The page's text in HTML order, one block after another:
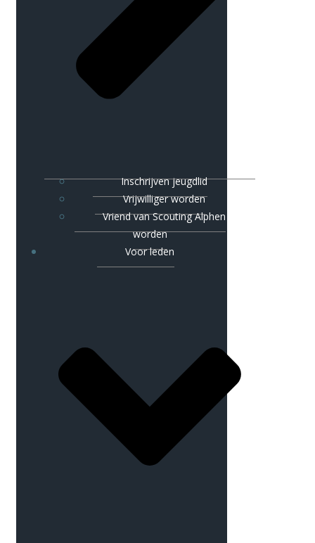
Inschrijven jeugdlid
Vrijwilliger worden
Vriend van Scouting Alphen
worden
Voor leden